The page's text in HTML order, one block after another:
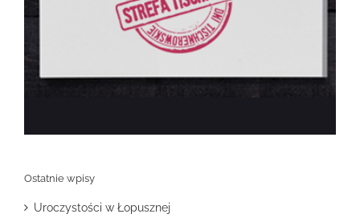
Ostatnie wpisy
Uroczystości w Łopusznej